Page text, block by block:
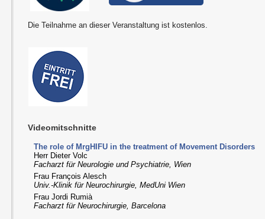
Die Teilnahme an dieser Veranstaltung ist kostenlos.
Videomitschnitte
The role of MrgHIFU in the treatment of Movement Disorders
Herr Dieter Volc
Facharzt für Neurologie und Psychiatrie, Wien
Frau François Alesch
Univ.-Klinik für Neurochirurgie, MedUni Wien
Frau Jordi Rumià
Facharzt für Neurochirurgie, Barcelona